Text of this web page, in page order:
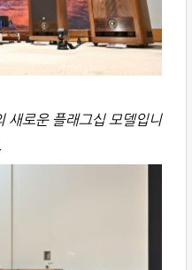
새로운 플래그십 모델입니